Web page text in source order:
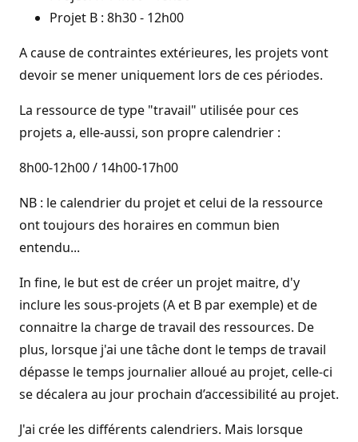
Projet B : 8h30 - 12h00
A cause de contraintes extérieures, les projets vont
devoir se mener uniquement lors de ces périodes.
La ressource de type "travail" utilisée pour ces
projets a, elle-aussi, son propre calendrier :
8h00-12h00 / 14h00-17h00
NB : le calendrier du projet et celui de la ressource
ont toujours des horaires en commun bien
entendu...
In fine, le but est de créer un projet maitre, d'y
inclure les sous-projets (A et B par exemple) et de
connaitre la charge de travail des ressources. De
plus, lorsque j'ai une tâche dont le temps de travail
dépasse le temps journalier alloué au projet, celle-ci
se décalera au jour prochain d’accessibilité au projet.
J'ai crée les différents calendriers. Mais lorsque